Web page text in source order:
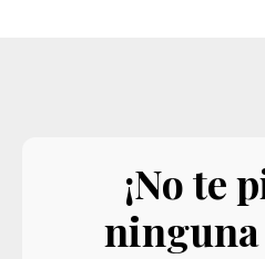
¡No te
ninguna